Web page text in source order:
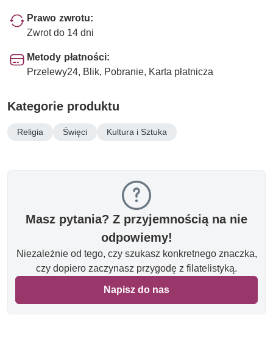
Prawo zwrotu:
Zwrot do 14 dni
Metody płatności:
Przelewy24, Blik, Pobranie, Karta płatnicza
Kategorie produktu
Religia Święci Kultura i Sztuka
Masz pytania? Z przyjemnością na nie
odpowiemy!
Niezależnie od tego, czy szukasz konkretnego znaczka,
czy dopiero zaczynasz przygodę z filatelistyką.
Napisz do nas